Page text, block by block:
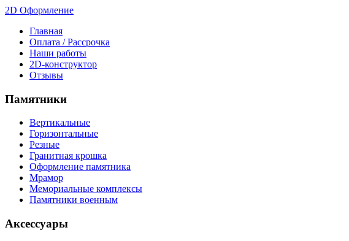
2D Оформление
Главная
Оплата / Рассрочка
Наши работы
2D-конструктор
Отзывы
Памятники
Вертикальные
Горизонтальные
Резные
Гранитная крошка
Оформление памятника
Мрамор
Мемориальные комплексы
Памятники военным
Аксессуары